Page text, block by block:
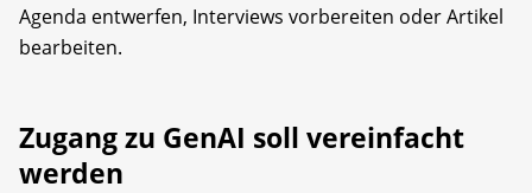
Agenda entwerfen, Interviews vorbereiten oder Artikel
bearbeiten.
Zugang zu GenAI soll vereinfacht
werden